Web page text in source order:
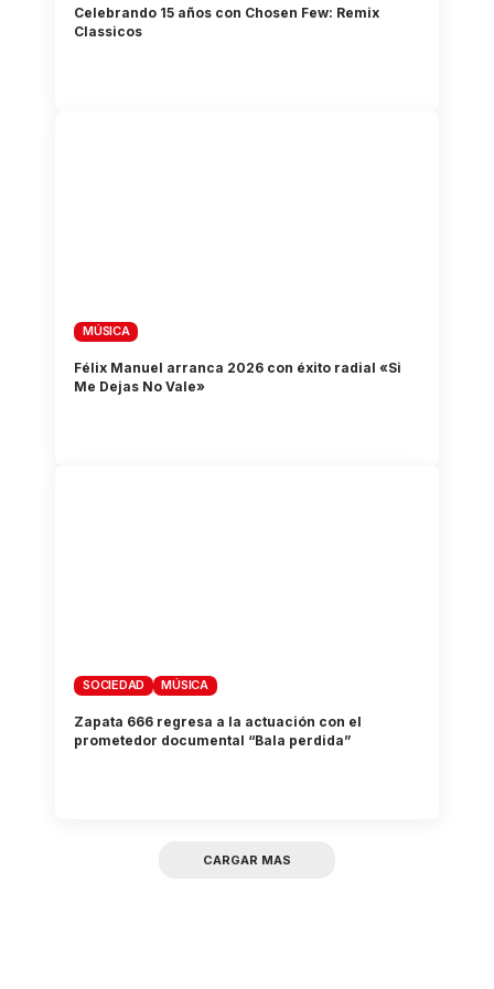
Celebrando 15 años con Chosen Few: Remix
Classicos
MÚSICA
Félix Manuel arranca 2026 con éxito radial «Si
Me Dejas No Vale»
SOCIEDAD MÚSICA
Zapata 666 regresa a la actuación con el
prometedor documental “Bala perdida”
CARGAR MAS